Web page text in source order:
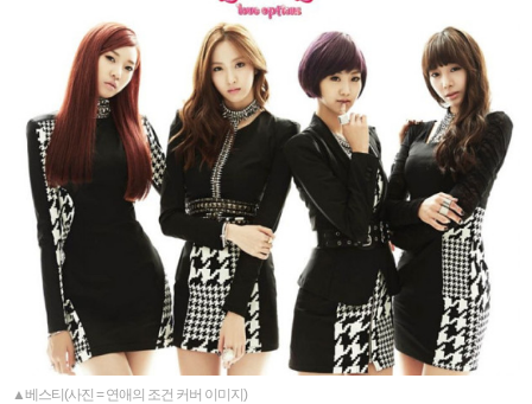
▲베스티(사진 = 연애의 조건 커버 이미지)